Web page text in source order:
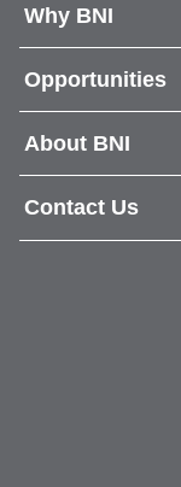
Why BNI
Opportunities
About BNI
Contact Us